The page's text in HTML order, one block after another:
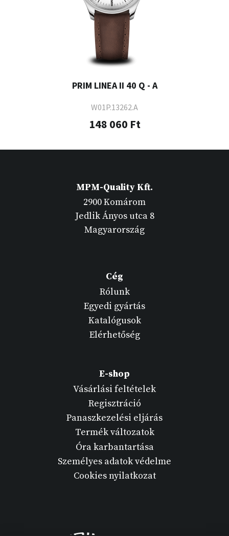
PRIM LINEA II 40 Q - A
W01P.13262.A
148 060 Ft
MPM-Quality Kft.
2900 Komárom
Jedlik Ányos utca 8
Magyarország
Cég
Rólunk
Egyedi gyártás
Katalógusok
Elérhetőség
E-shop
Vásárlási feltételek
Regisztráció
Panaszkezelési eljárás
Termék változatok
Óra karbantartása
Személyes adatok védelme
Cookies nyilatkozat